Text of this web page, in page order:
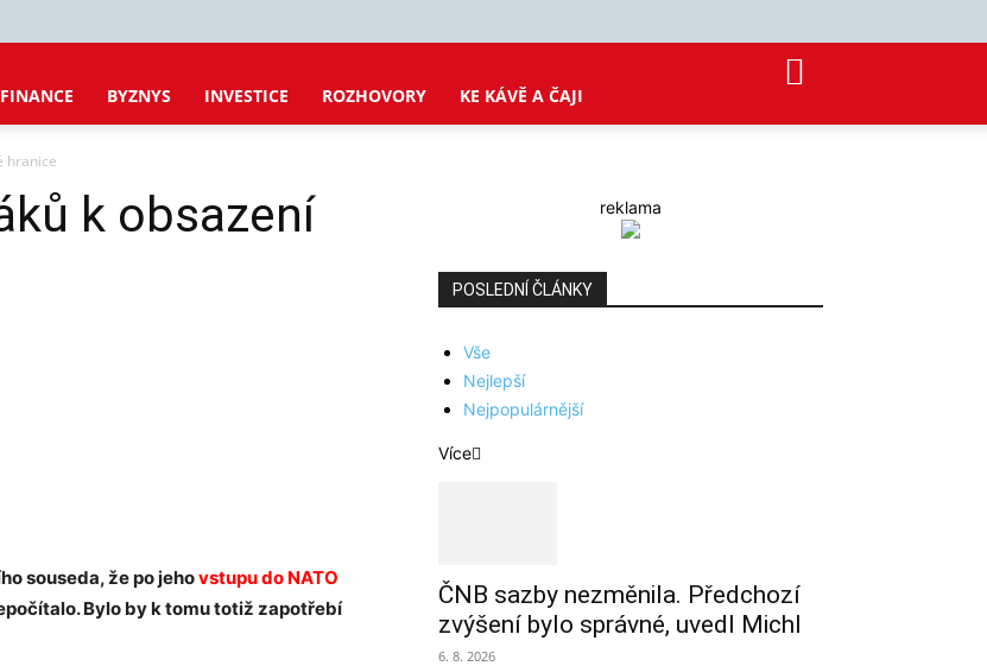
FINANCE BYZNYS INVESTICE ROZHOVORY KE KÁVĚ A ČAJI
hranice
k obsazení
souseda, že po jehovstupu do NATO
Bylo by k tomu totiž zapotřebí
reklama
POSLEDNÍ ČLÁNKY
Vše
Nejlepší
Nejpopulárnější
Více
ČNB sazby nezměnila. Předchozí
zvýšení bylo správné, uvedl Michl
6. 8. 2026